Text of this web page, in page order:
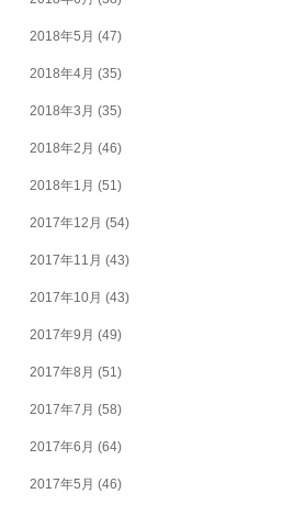
2018年5月 (47)
2018年4月 (35)
2018年3月 (35)
2018年2月 (46)
2018年1月 (51)
2017年12月 (54)
2017年11月 (43)
2017年10月 (43)
2017年9月 (49)
2017年8月 (51)
2017年7月 (58)
2017年6月 (64)
2017年5月 (46)